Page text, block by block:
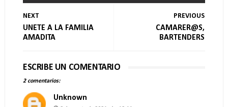
NEXT
UNETE A LA FAMILIA
AMADITA
PREVIOUS
CAMARER@S,
BARTENDERS
ESCRIBE UN COMENTARIO
2 comentarios:
Unknown